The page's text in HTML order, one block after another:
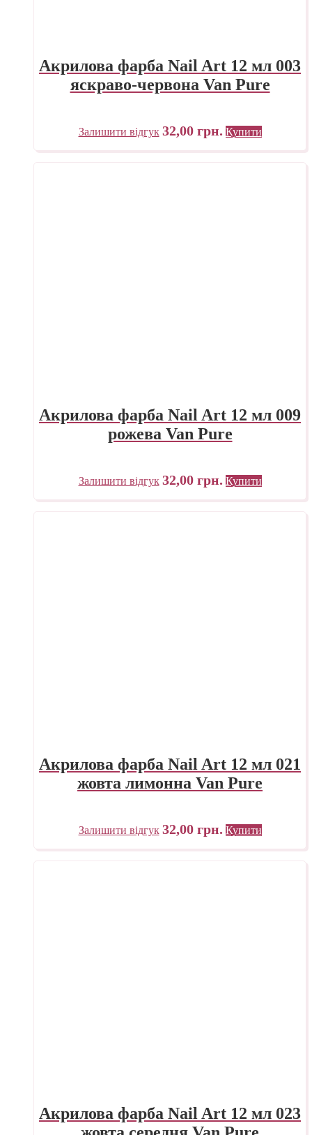
Акрилова фарба Nail Art 12 мл 003
яскраво-червона Van Pure
Залишити відгук 32,00 грн. Купити
Акрилова фарба Nail Art 12 мл 009
рожева Van Pure
Залишити відгук 32,00 грн. Купити
Акрилова фарба Nail Art 12 мл 021
жовта лимонна Van Pure
Залишити відгук 32,00 грн. Купити
Акрилова фарба Nail Art 12 мл 023